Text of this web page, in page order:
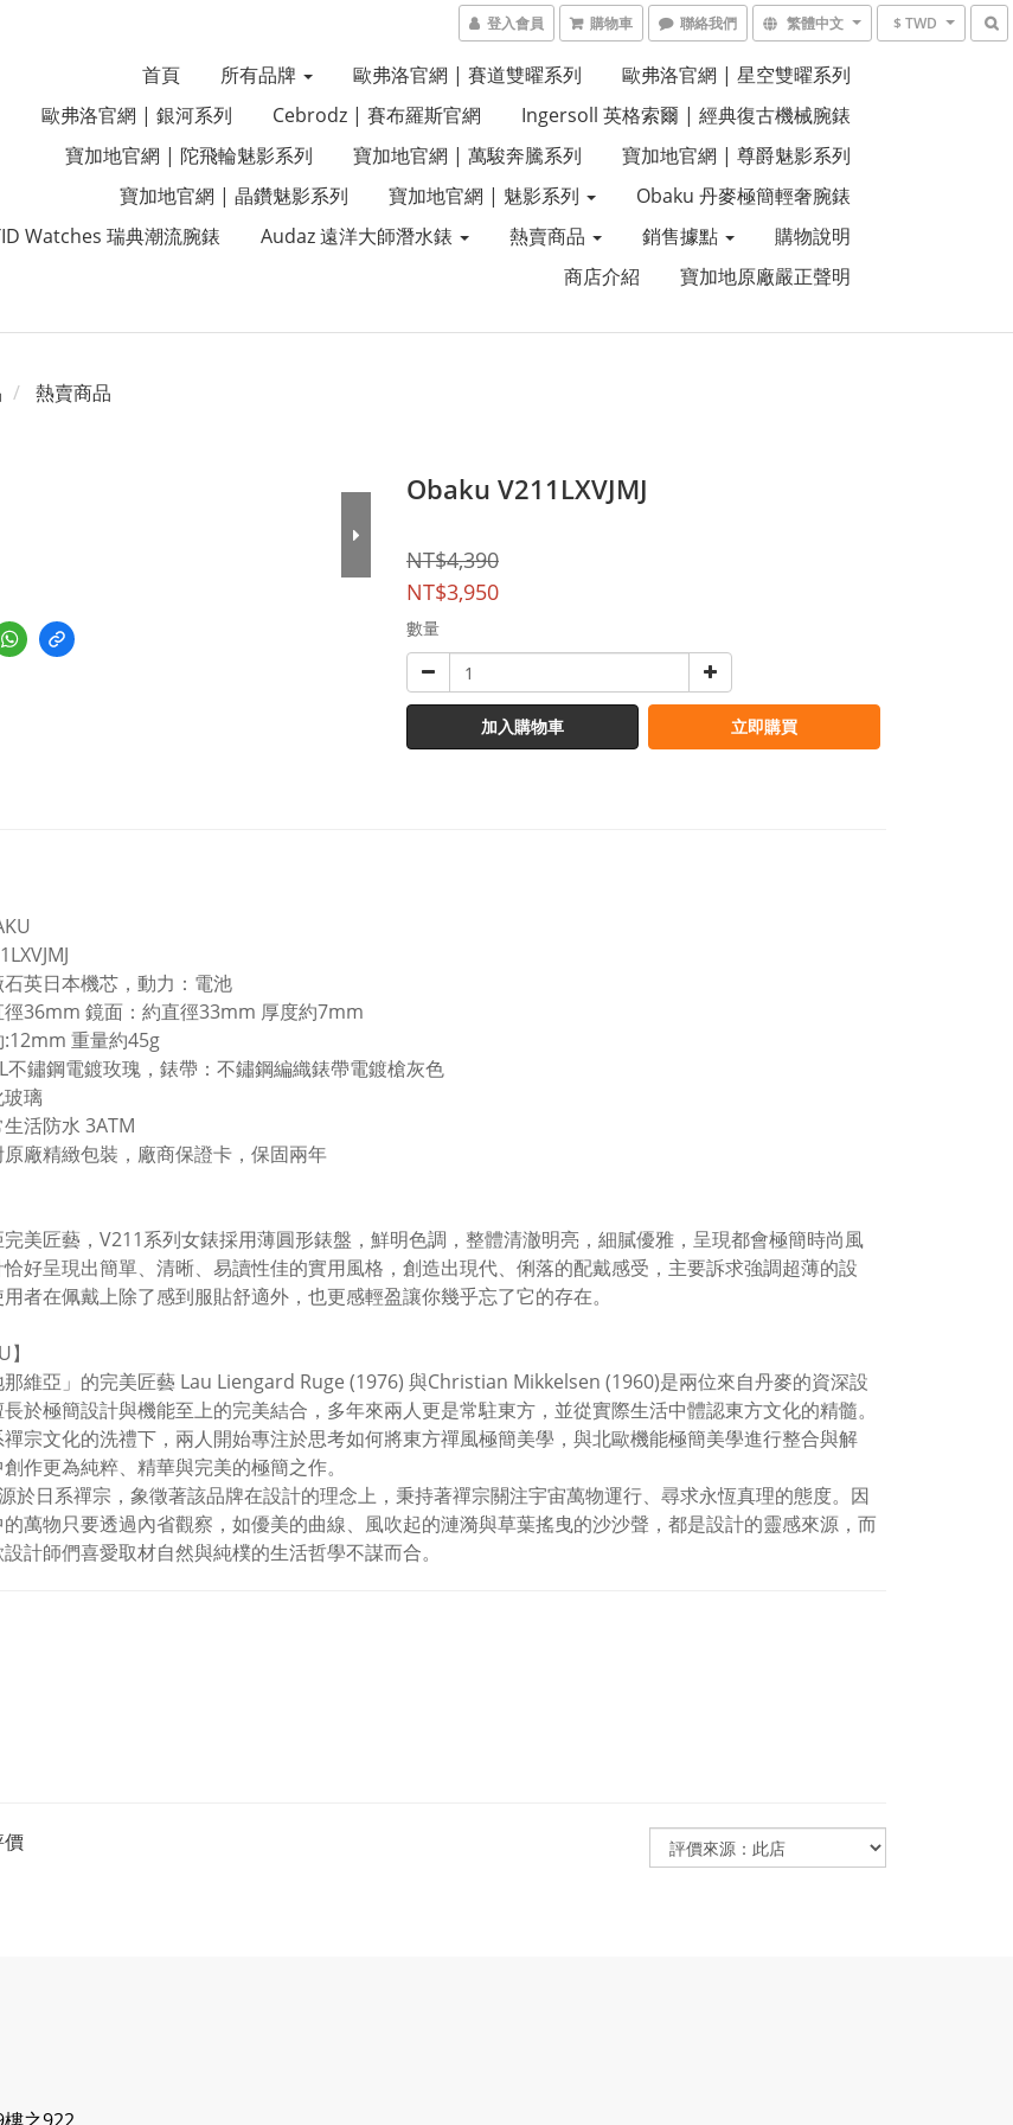
登入會員 購物車 聯絡我們 繁體中文 $ TWD
首頁 所有品牌 歐弗洛官網 | 賽道雙曜系列
歐弗洛官網 | 星空雙曜系列
歐弗洛官網 | 銀河系列
Cebrodz | 賽布羅斯官網
Ingersoll 英格索爾 | 經典復古機械腕錶
寶加地官網 | 陀飛輪魅影系列
寶加地官網 | 萬駿奔騰系列
寶加地官網 | 尊爵魅影系列
寶加地官網 | 晶鑽魅影系列
寶加地官網 | 魅影系列
Obaku 丹麥極簡輕奢腕錶
Watches 瑞典潮流腕錶
Audaz 遠洋大師潛水錶 熱賣商品 銷售據點
購物說明
商店介紹
寶加地原廠嚴正聲明
熱賣商品
Obaku V211LXVJMJ
NT$4,390
NT$3,950
數量
加入購物車 立即購買
英日本機芯，動力：電池
36mm 鏡面：約直徑33mm 厚度約7mm
:12mm 重量約45g
鏽鋼電鍍玫瑰，錶帶：不鏽鋼編織錶帶電鍍槍灰色
璃
活防水 3ATM
廠精緻包裝，廠商保證卡，保固兩年
美匠藝，V211系列女錶採用薄圓形錶盤，鮮明色調，整體清澈明亮，細膩優雅，呈現都會極簡時尚風
好呈現出簡單、清晰、易讀性佳的實用風格，創造出現代、俐落的配戴感受，主要訴求強調超薄的設
者在佩戴上除了感到服貼舒適外，也更感輕盈讓你幾乎忘了它的存在。
維亞」的完美匠藝 Lau Liengard Ruge (1976) 與Christian Mikkelsen (1960)是兩位來自丹麥的資深設
於極簡設計與機能至上的完美結合，多年來兩人更是常駐東方，並從實際生活中體認東方文化的精髓。
宗文化的洗禮下，兩人開始專注於思考如何將東方禪風極簡美學，與北歐機能極簡美學進行整合與解
作更為純粹、精華與完美的極簡之作。
於日系禪宗，象徵著該品牌在設計的理念上，秉持著禪宗關注宇宙萬物運行、尋求永恆真理的態度。因
萬物只要透過內省觀察，如優美的曲線、風吹起的漣漪與草葉搖曳的沙沙聲，都是設計的靈感來源，而
計師們喜愛取材自然與純樸的生活哲學不謀而合。
價